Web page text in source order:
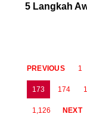
5 Langkah
PREVIOUS 1
173 174
1,126 NEXT